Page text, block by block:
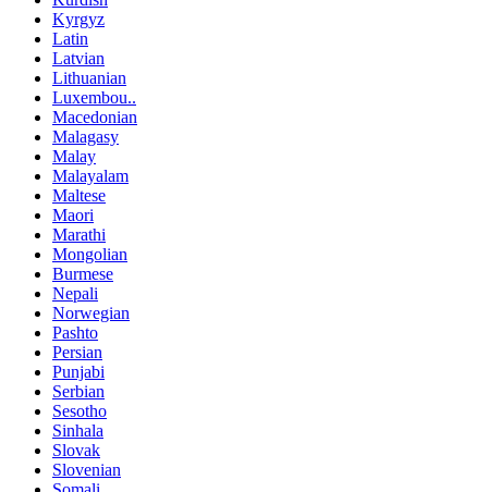
Kyrgyz
Latin
Latvian
Lithuanian
Luxembou..
Macedonian
Malagasy
Malay
Malayalam
Maltese
Maori
Marathi
Mongolian
Burmese
Nepali
Norwegian
Pashto
Persian
Punjabi
Serbian
Sesotho
Sinhala
Slovak
Slovenian